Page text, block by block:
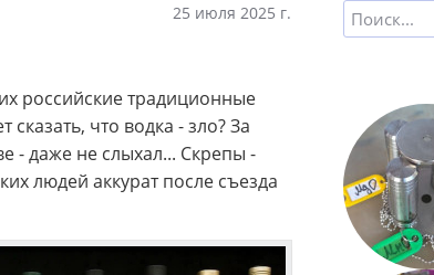
25 июля 2025 г.
российские традиционные
сказать, что водка - зло? За
- даже не слыхал... Скрепы -
людей аккурат после съезда